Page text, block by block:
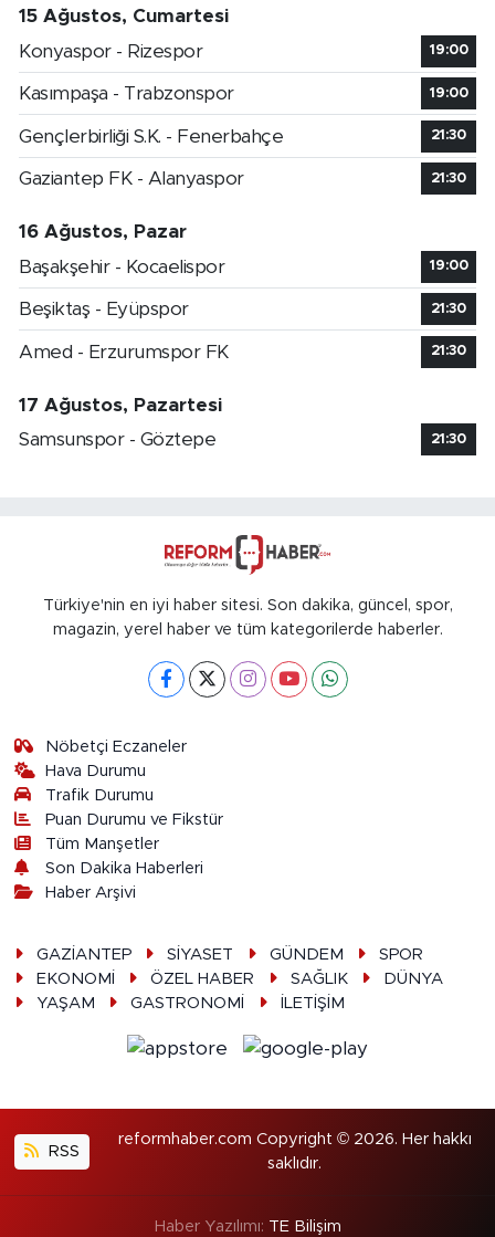
15 Ağustos, Cumartesi
Konyaspor - Rizespor
19:00
Kasımpaşa - Trabzonspor 19:00
Gençlerbirliği S.K. - Fenerbahçe 21:30
Gaziantep FK - Alanyaspor 21:30
16 Ağustos, Pazar
Başakşehir - Kocaelispor
19:00
Beşiktaş - Eyüpspor 21:30
Amed - Erzurumspor FK 21:30
17 Ağustos, Pazartesi
Samsunspor - Göztepe
21:30
Türkiye'nin en iyi haber sitesi. Son dakika, güncel, spor,
magazin, yerel haber ve tüm kategorilerde haberler.
Nöbetçi Eczaneler
Hava Durumu
Trafik Durumu
Puan Durumu ve Fikstür
Tüm Manşetler
Son Dakika Haberleri
Haber Arşivi
GAZİANTEP SİYASET GÜNDEM
SPOR
EKONOMİ
ÖZEL HABER SAĞLIK
DÜNYA
YAŞAM
GASTRONOMİ İLETİŞİM
RSS
reformhaber.com Copyright © 2026. Her hakkı
saklıdır.
Haber Yazılımı: TE Bilişim